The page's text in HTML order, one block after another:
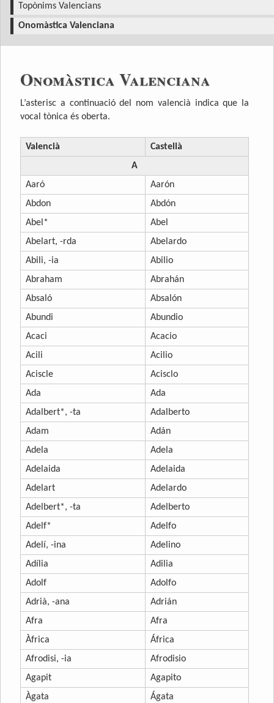
Topònims Valencians
Onomàstica Valenciana
Onomàstica Valenciana
L’asterisc a continuació del nom valencià indica que la
vocal tònica és oberta.
Valencià
Castellà
A
Aaró
Aarón
Abdon
Abdón
Abel*
Abel
Abelart, -rda
Abelardo
Abili, -ia
Abilio
Abraham
Abrahán
Absaló
Absalón
Abundi
Abundio
Acaci
Acacio
Acili
Acilio
Aciscle
Acisclo
Ada
Ada
Adalbert*, -ta
Adalberto
Adam
Adán
Adela
Adela
Adelaida
Adelaida
Adelart
Adelardo
Adelbert*, -ta
Adelberto
Adelf*
Adelfo
Adelí, -ina
Adelino
Adília
Adilia
Adolf
Adolfo
Adrià, -ana
Adrián
Afra
Afra
Àfrica
África
Afrodisi, -ia
Afrodisio
Agapit
Agapito
Àgata
Ágata